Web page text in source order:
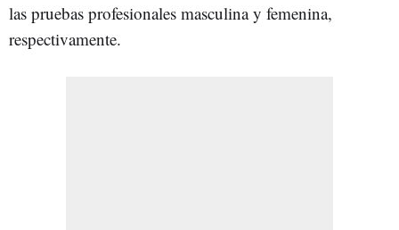
las pruebas profesionales masculina y femenina,
respectivamente.